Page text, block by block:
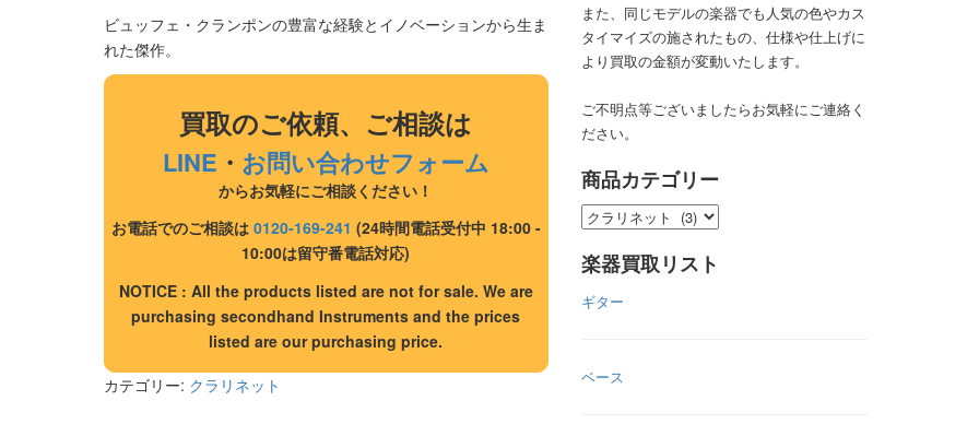
ビュッフェ・クランポンの豊富な経験とイノベーションから生ま
れた傑作。
買取のご依頼、ご相談は
LINE ・ お問い合わせフォーム
からお気軽にご相談ください！
お電話でのご相談は 0120-169-241 (24時間電話受付中 18:00 -
10:00は留守番電話対応)
NOTICE : All the products listed are not for sale. We are
purchasing secondhand Instruments and the prices
listed are our purchasing price.
カテゴリー: クラリネット
また、同じモデルの楽器でも人気の色やカス
タイマイズの施されたもの、仕様や仕上げに
より買取の金額が変動いたします。
ご不明点等ございましたらお気軽にご連絡く
ださい。
商品カテゴリー
楽器買取リスト
ギター
ベース